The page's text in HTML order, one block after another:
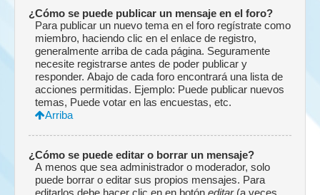
¿Cómo se puede publicar un mensaje en el foro?
Para publicar un nuevo tema en el foro regístrate como
miembro, haciendo clic en el enlace de registro,
generalmente arriba de cada página. Seguramente
necesite registrarse antes de poder publicar y
responder. Abajo de cada foro encontrará una lista de
acciones permitidas. Ejemplo: Puede publicar nuevos
temas, Puede votar en las encuestas, etc.
Arriba
¿Cómo se puede editar o borrar un mensaje?
A menos que sea administrador o moderador, solo
puede borrar o editar sus propios mensajes. Para
editarlos debe hacer clic en en botón editar(a veces